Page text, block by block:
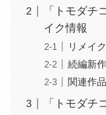
「トモダチ
イク情報
リメイ
続編新
関連作
「トモダチ